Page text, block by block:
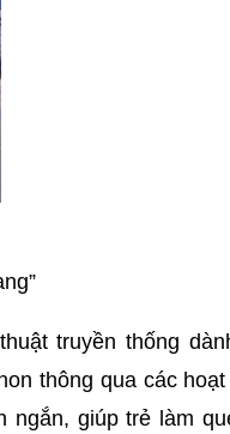
truyền thống
thông qua các hoạt
ngắn, giúp trẻ làm